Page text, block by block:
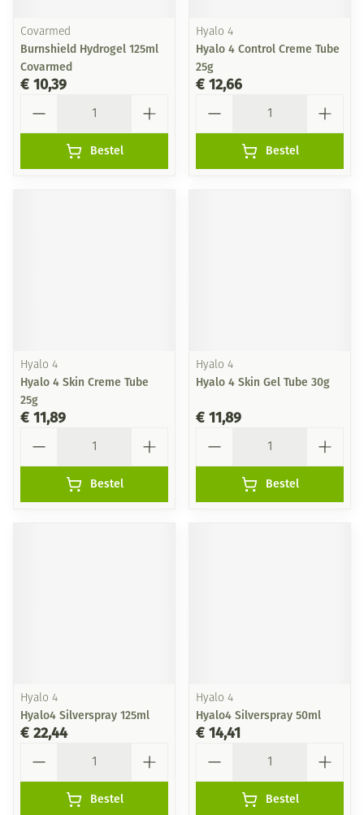
Covarmed
Burnshield Hydrogel 125ml
Covarmed
€ 10,39
Bestel
Hyalo 4
Hyalo 4 Control Creme Tube
25g
€ 12,66
Bestel
Hyalo 4
Hyalo 4 Skin Creme Tube
25g
€ 11,89
Bestel
Hyalo 4
Hyalo 4 Skin Gel Tube 30g
€ 11,89
Bestel
Hyalo 4
Hyalo4 Silverspray 125ml
€ 22,44
Bestel
Hyalo 4
Hyalo4 Silverspray 50ml
€ 14,41
Bestel